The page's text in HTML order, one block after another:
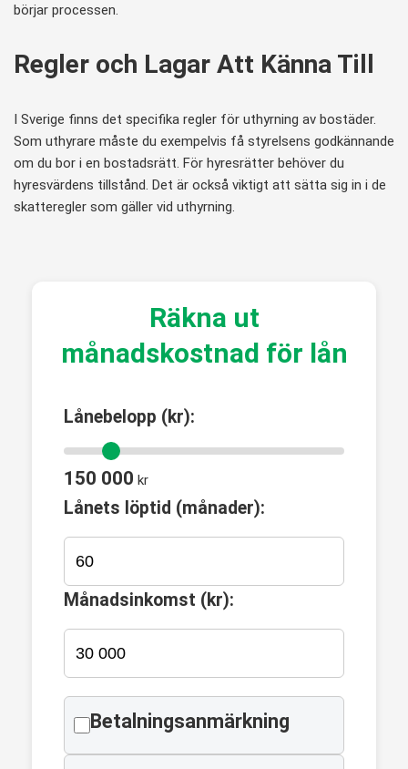
börjar processen.
Regler och Lagar Att Känna Till
I Sverige finns det specifika regler för uthyrning av bostäder.
Som uthyrare måste du exempelvis få styrelsens godkännande
om du bor i en bostadsrätt. För hyresrätter behöver du
hyresvärdens tillstånd. Det är också viktigt att sätta sig in i de
skatteregler som gäller vid uthyrning.
Räkna ut
månadskostnad för lån
Lånebelopp (kr):
150 000 kr
Lånets löptid (månader):
Månadsinkomst (kr):
Betalningsanmärkning